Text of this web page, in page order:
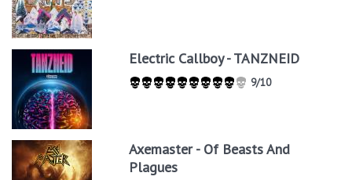
Electric Callboy - TANZNEID
9/10
Axemaster - Of Beasts And
Plagues